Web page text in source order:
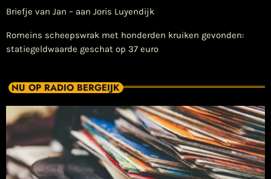
Briefje van Jan – aan Joris Luyendijk
Romeins scheepswrak met honderden kruiken gevonden:
statiegeldwaarde geschat op 37 euro
NU OP RADIO BERGEIJK